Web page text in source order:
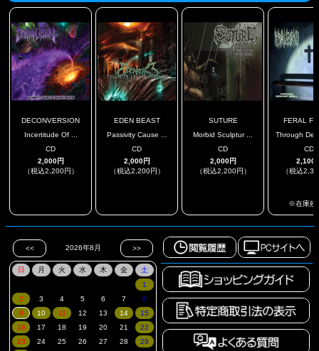
DECONVERSION
Incertitude Of ...
CD
2,000円
（税込2,200円）
EDEN BEAST
Passivity Cause ...
CD
2,000円
（税込2,200円）
SUTURE
Morbid Sculptur ...
CD
2,000円
（税込2,200円）
FERAL
Through
CD
2,100
（税込
※在庫残